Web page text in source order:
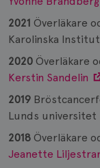
2021 Överläkare
Karolinska
2020 Överläkare
Kerstin Sandelin
2019
Lunds universitet
2018 Överläkare
Jeanette